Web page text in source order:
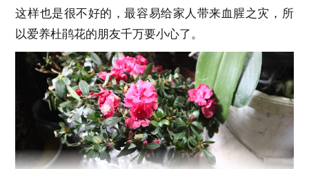
这样也是很不好的，最容易给家人带来血腥之灾，所
以爱养杜鹃花的朋友千万要小心了。